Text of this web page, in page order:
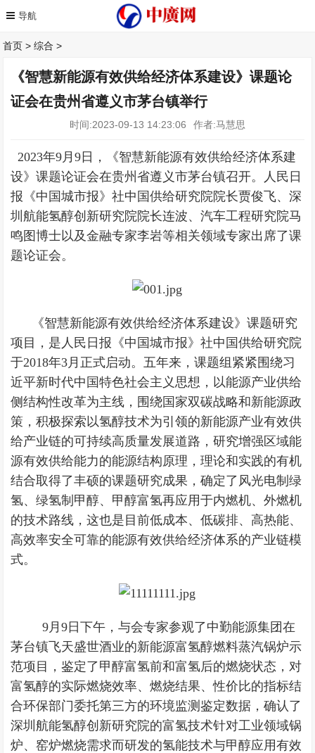
首页 >综合 >
《智慧新能源有效供给经济体系建设》课题论
证会在贵州省遵义市茅台镇举行
时间:2023-09-13 14:23:06 作者:马慧思
2023年9月9日，《智慧新能源有效供给经济体系建
设》课题论证会在贵州省遵义市茅台镇召开。人民日
报《中国城市报》社中国供给研究院院长贾俊飞、深
圳航能氢醇创新研究院院长连波、汽车工程研究院马
鸣图博士以及金融专家李岩等相关领域专家出席了课
题论证会。
《智慧新能源有效供给经济体系建设》课题研究
项目，是人民日报《中国城市报》社中国供给研究院
于2018年3月正式启动。五年来，课题组紧紧围绕习
近平新时代中国特色社会主义思想，以能源产业供给
侧结构性改革为主线，围绕国家双碳战略和新能源政
策，积极探索以氢醇技术为引领的新能源产业有效供
给产业链的可持续高质量发展道路，研究增强区域能
源有效供给能力的能源结构原理，理论和实践的有机
结合取得了丰硕的课题研究成果，确定了风光电制绿
氢、绿氢制甲醇、甲醇富氢再应用于内燃机、外燃机
的技术路线，这也是目前低成本、低碳排、高热能、
高效率安全可靠的能源有效供给经济体系的产业链模
式。
9月9日下午，与会专家参观了中勤能源集团在
茅台镇飞天盛世酒业的新能源富氢醇燃料蒸汽锅炉示
范项目，鉴定了甲醇富氢前和富氢后的燃烧状态，对
富氢醇的实际燃烧效率、燃烧结果、性价比的指标结
合环保部门委托第三方的环境监测鉴定数据，确认了
深圳航能氢醇创新研究院的富氢技术针对工业领域锅
炉、窑炉燃烧需求而研发的氢能技术与甲醇应用有效